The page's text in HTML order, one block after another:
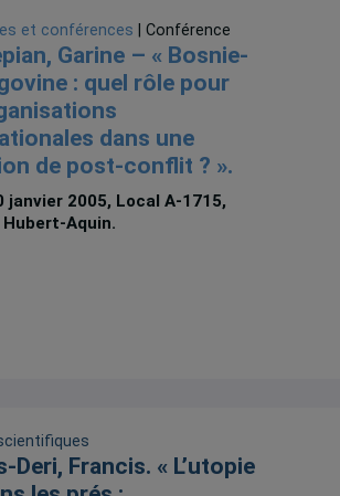
et conférences | Conférence
Garine – « Bosnie-
: quel rôle pour
dans une
de post-conflit ? ».
janvier 2005, Local A-1715,
Hubert-Aquin.
Deri, Francis. « L’utopie